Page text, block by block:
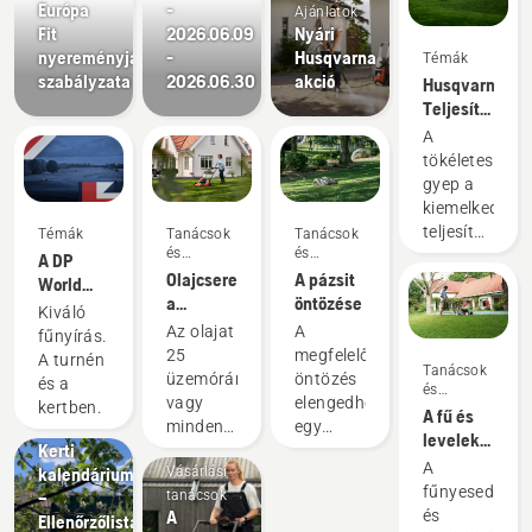
Európa
Fit
nyereményjáték
szabályzata
Témák
A DP
World
Tour
hivatalos
robotfűnyíró-
partnere
Kiváló
fűnyírás.
A turnén
és a
kertben.
Tanácsok
és
Kerti
kalendárium
–
Ellenőrzőlista
-
2026.06.09
-
2026.06.30
Tanácsok
és
útmutatók
Olajcsere
a
Husqvarna
fűnyíróban
Az olajat
25
üzemóránként
vagy
minden
cserélje
ki.
Poros,
Vásárlási
tanácsok
A
Ajánlatok
Nyári
Husqvarna
akció
Tanácsok
és
útmutatók
A pázsit
öntözése
A
megfelelő
öntözés
elengedhetetlen
egy
Témák
Husqvarna.
Teljesítmény,
ami új
szintre
emeli a
játékot.
A
tökéletes
gyep a
kiemelkedő
teljesítmény
Ez a
mentalitás
köti
DP
World
Tourt, a
Husqvarna
British
Masterst
és a
Tanácsok
és
útmutatók
A fű és
levelek
mulcsozása
A
és